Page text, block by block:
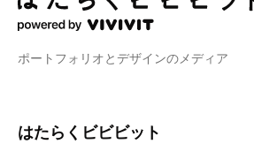
ポートフォリオとデザインのメディア
はたらくビビビット